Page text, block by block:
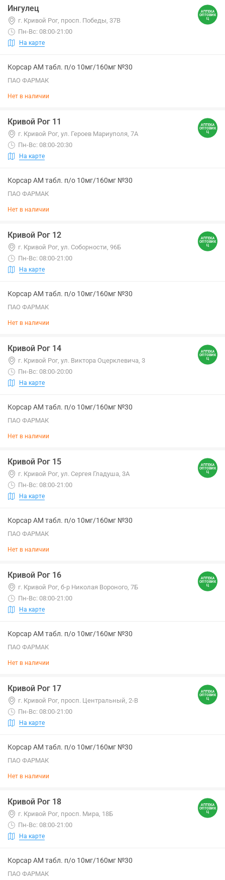
Ингулец
г. Кривой Рог, просп. Победы, 37В
Пн-Вс: 08:00-21:00
На карте
Корсар АМ табл. п/о 10мг/160мг №30
ПАО ФАРМАК
Нет в наличии
Кривой Рог 11
г. Кривой Рог, ул. Героев Мариуполя, 7А
Пн-Вс: 08:00-20:30
На карте
Корсар АМ табл. п/о 10мг/160мг №30
ПАО ФАРМАК
Нет в наличии
Кривой Рог 12
г. Кривой Рог, ул. Соборности, 96Б
Пн-Вс: 08:00-21:00
На карте
Корсар АМ табл. п/о 10мг/160мг №30
ПАО ФАРМАК
Нет в наличии
Кривой Рог 14
г. Кривой Рог, ул. Виктора Оцерклевича, 3
Пн-Вс: 08:00-20:00
На карте
Корсар АМ табл. п/о 10мг/160мг №30
ПАО ФАРМАК
Нет в наличии
Кривой Рог 15
г. Кривой Рог, ул. Сергея Гладуша, 3А
Пн-Вс: 08:00-21:00
На карте
Корсар АМ табл. п/о 10мг/160мг №30
ПАО ФАРМАК
Нет в наличии
Кривой Рог 16
г. Кривой Рог, б-р Николая Вороного, 7Б
Пн-Вс: 08:00-21:00
На карте
Корсар АМ табл. п/о 10мг/160мг №30
ПАО ФАРМАК
Нет в наличии
Кривой Рог 17
г. Кривой Рог, просп. Центральный, 2-В
Пн-Вс: 08:00-21:00
На карте
Корсар АМ табл. п/о 10мг/160мг №30
ПАО ФАРМАК
Нет в наличии
Кривой Рог 18
г. Кривой Рог, просп. Мира, 18Б
Пн-Вс: 08:00-21:00
На карте
Корсар АМ табл. п/о 10мг/160мг №30
ПАО ФАРМАК